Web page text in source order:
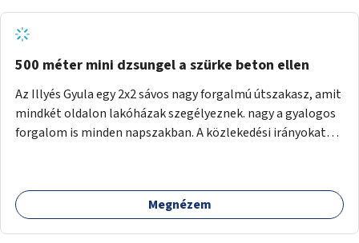
500 méter mini dzsungel a szürke beton ellen
Az Illyés Gyula egy 2x2 sávos nagy forgalmú útszakasz, amit
mindkét oldalon lakóházak szegélyeznek. nagy a gyalogos
forgalom is minden napszakban. A közlekedési irányokat
szintű növényzettel, öntözőrendszerrel, esetleg
valamilyen vizes attrakcióval ami végfut mind az 500m-en.
Megnézem